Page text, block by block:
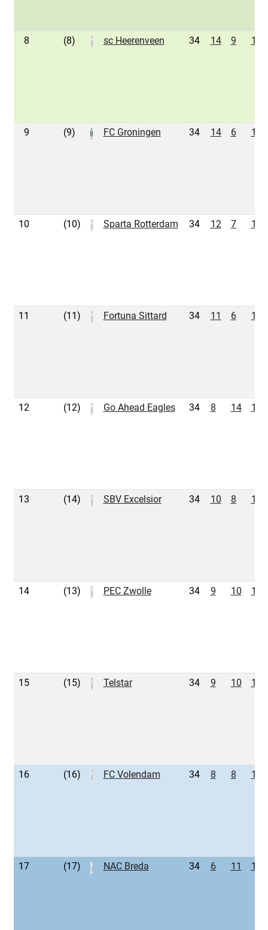
8 (8) sc Heerenveen 34 14 9 11
9 (9) FC Groningen 34 14 6 14
10 (10) Sparta Rotterdam 34 12 7 15
11 (11) Fortuna Sittard 34 11 6 17
12 (12) Go Ahead Eagles 34 8 14 12
13 (14) SBV Excelsior 34 10 8 16
14 (13) PEC Zwolle 34 9 10 15
15 (15) Telstar 34 9 10 15
16 (16) FC Volendam 34 8 8 18
17 (17) NAC Breda 34 6 11 17